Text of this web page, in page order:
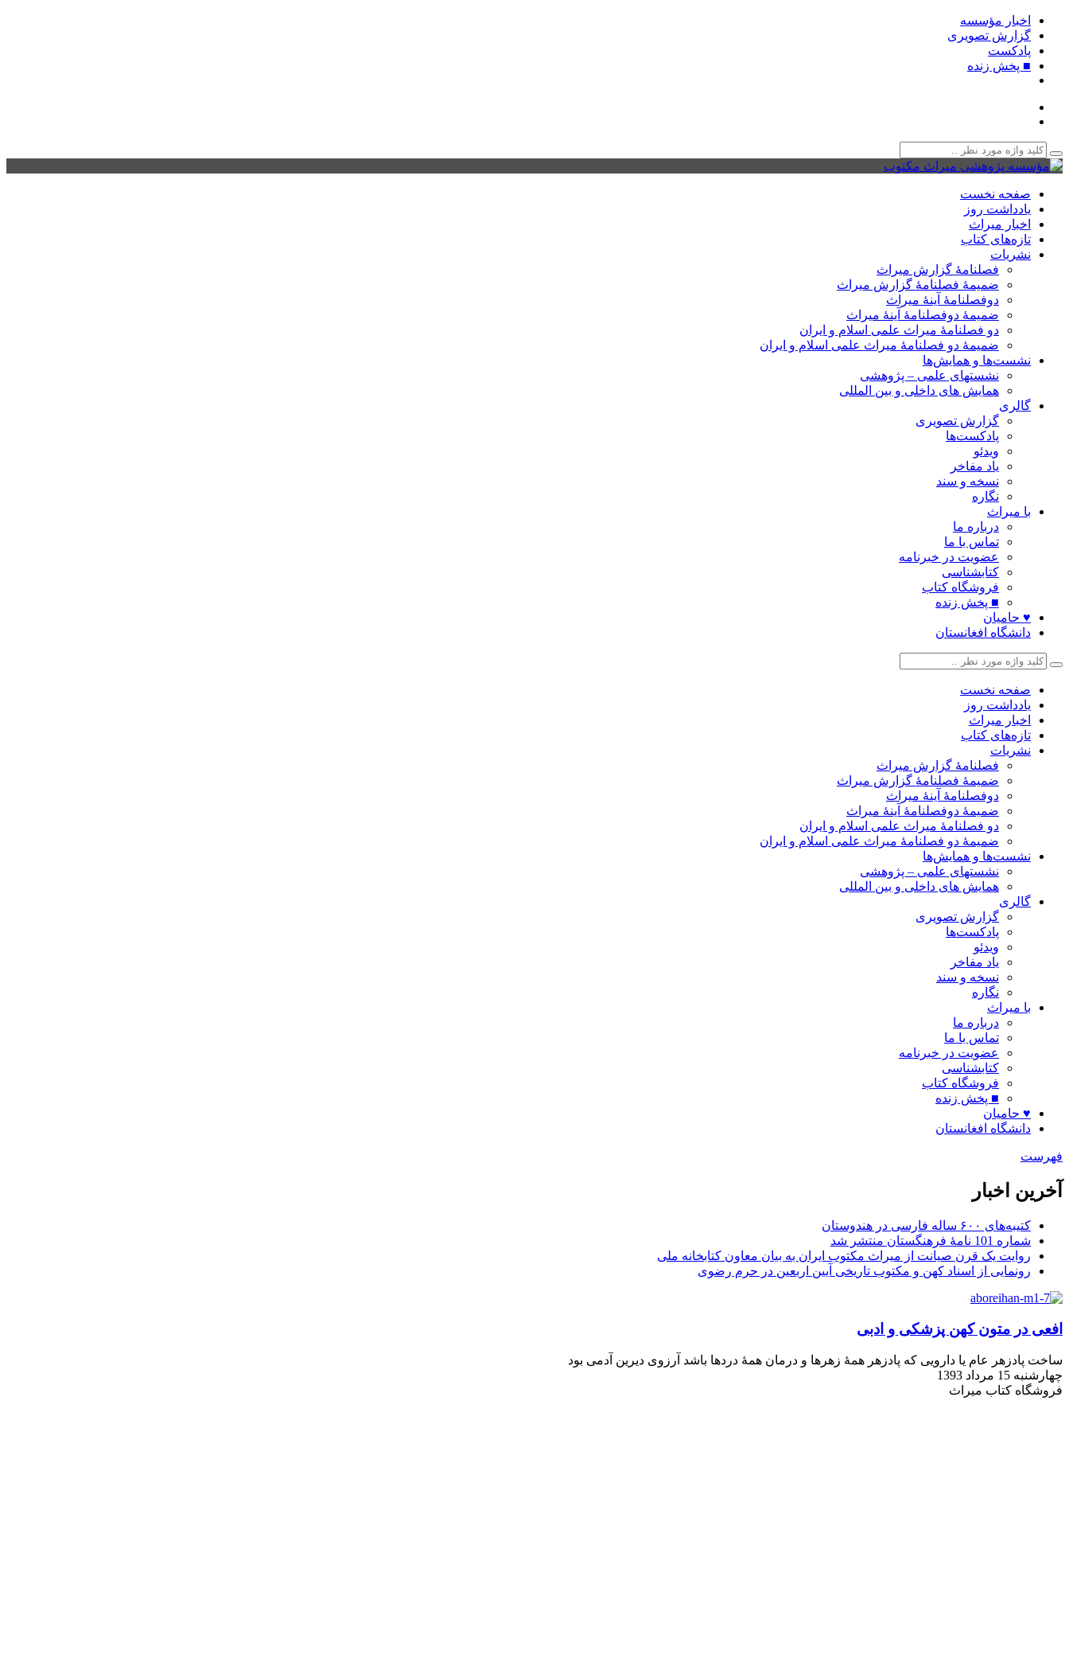
اخبار مؤسسه
گزارش تصویری
پادکست‌
■ پخش زنده
صفحه نخست
یادداشت روز
اخبار میراث
تازه‌های کتاب
نشریات
فصلنامۀ گزارش میراث
ضمیمۀ فصلنامۀ گزارش میراث
دوفصلنامۀ آینۀ میراث
ضمیمۀ دوفصلنامۀ آینۀ میراث
دو فصلنامۀ میراث علمی اسلام و ایران
ضمیمۀ دو فصلنامۀ میراث علمی اسلام و ایران
نشست‌ها و همایش‌ها
نشستهای علمی – پژوهشی
همایش های داخلی و بین المللی
گالری
گزارش تصویری
پادکست‌ها
ویدئو
یاد مفاخر
نسخه و سند
نگاره
با میراث
درباره ما
تماس با ما
عضویت در خبرنامه
کتابشناسی
فروشگاه کتاب
■ پخش زنده
♥ حامیان
دانشگاه افغانستان
صفحه نخست
یادداشت روز
اخبار میراث
تازه‌های کتاب
نشریات
فصلنامۀ گزارش میراث
ضمیمۀ فصلنامۀ گزارش میراث
دوفصلنامۀ آینۀ میراث
ضمیمۀ دوفصلنامۀ آینۀ میراث
دو فصلنامۀ میراث علمی اسلام و ایران
ضمیمۀ دو فصلنامۀ میراث علمی اسلام و ایران
نشست‌ها و همایش‌ها
نشستهای علمی – پژوهشی
همایش های داخلی و بین المللی
گالری
گزارش تصویری
پادکست‌ها
ویدئو
یاد مفاخر
نسخه و سند
نگاره
با میراث
درباره ما
تماس با ما
عضویت در خبرنامه
کتابشناسی
فروشگاه کتاب
■ پخش زنده
♥ حامیان
دانشگاه افغانستان
فهرست
آخرین اخبار
کتیبه‌های ۶۰۰ ساله فارسی در هندوستان
شماره 101 نامۀ فرهنگستان منتشر شد
روایت یک قرن صیانت از میراث مکتوب ایران به بیان معاون کتابخانه ملی
رونمایی از اسناد کهن و مکتوب تاریخی آیین اربعین در حرم رضوی
افعی در متون کهن پزشکی و ادبی
ساخت پادزهر عام یا دارویی که پادزهر همۀ زهرها و درمان همۀ دردها باشد آرزوی دیرین آدمی بود
چهارشنبه 15 مرداد 1393
فروشگاه کتاب میراث